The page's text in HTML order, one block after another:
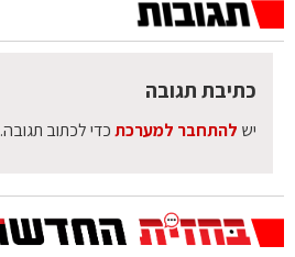
כתיבת תגובה
יש להתחבר למערכתכדי לכתוב תגובה.